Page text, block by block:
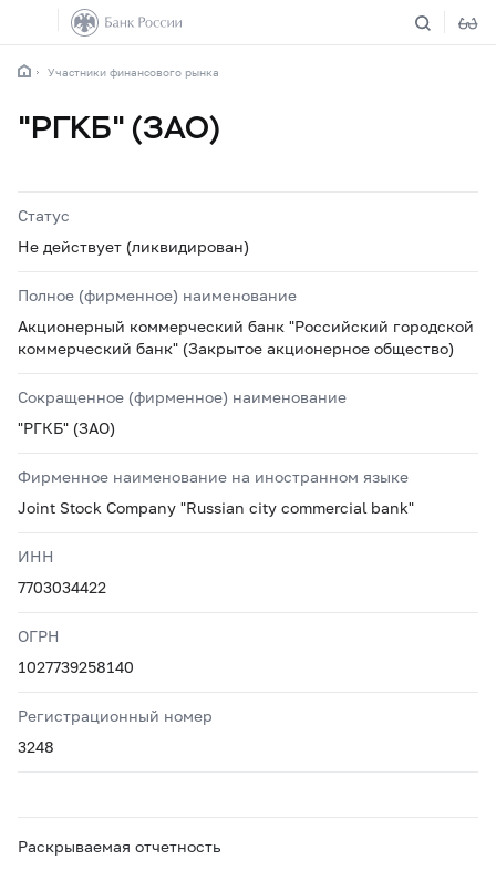
Участники финансового рынка
"РГКБ" (ЗАО)
Статус
Не действует (ликвидирован)
Полное (фирменное) наименование
Акционерный коммерческий банк "Российский городской
коммерческий банк" (Закрытое акционерное общество)
Сокращенное (фирменное) наименование
"РГКБ" (ЗАО)
Фирменное наименование на иностранном языке
Joint Stock Company "Russian city commercial bank"
ИНН
7703034422
ОГРН
1027739258140
Регистрационный номер
3248
Раскрываемая отчетность